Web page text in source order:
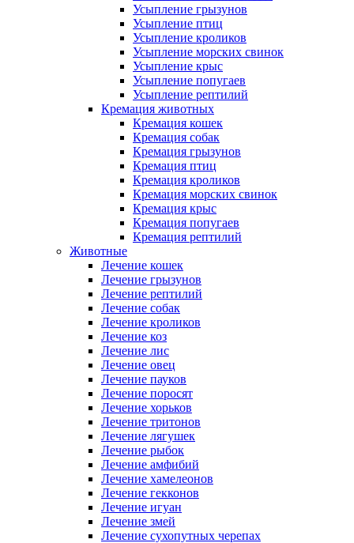
Усыпление грызунов
Усыпление птиц
Усыпление кроликов
Усыпление морских свинок
Усыпление крыс
Усыпление попугаев
Усыпление рептилий
Кремация животных
Кремация кошек
Кремация собак
Кремация грызунов
Кремация птиц
Кремация кроликов
Кремация морских свинок
Кремация крыс
Кремация попугаев
Кремация рептилий
Животные
Лечение кошек
Лечение грызунов
Лечение рептилий
Лечение собак
Лечение кроликов
Лечение коз
Лечение лис
Лечение овец
Лечение пауков
Лечение поросят
Лечение хорьков
Лечение тритонов
Лечение лягушек
Лечение рыбок
Лечение амфибий
Лечение хамелеонов
Лечение гекконов
Лечение игуан
Лечение змей
Лечение сухопутных черепах